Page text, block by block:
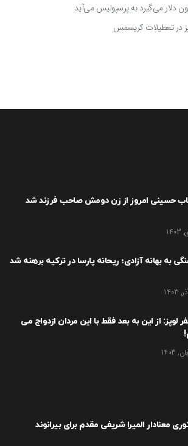
در تعطیلات کریسمس
حسینی امروز از زن دومش صاحب فرزند شد
به بهانه آزادی؛ ریحانه پارسا در ترکیه برهنه شد
لوپز: از این به بعد فقط با این مردان ازدواج می
معنادار المیرا شریفی مقدم برای بیرانوند